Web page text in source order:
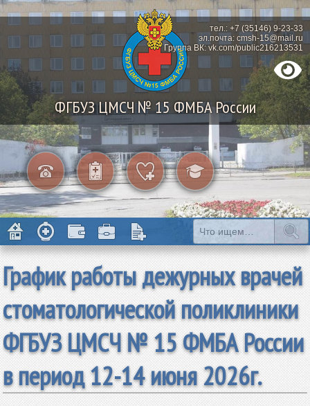
ФГБУЗ ЦМСЧ № 15 ФМБА России
тел.: +7 (35146) 9-23-33
эл.почта: cmsh-15@mail.ru
Группа ВК: vk.com/public216213531
График работы дежурных врачей
стоматологической поликлиники
ФГБУЗ ЦМСЧ № 15 ФМБА России
в период 12-14 июня 2026г.